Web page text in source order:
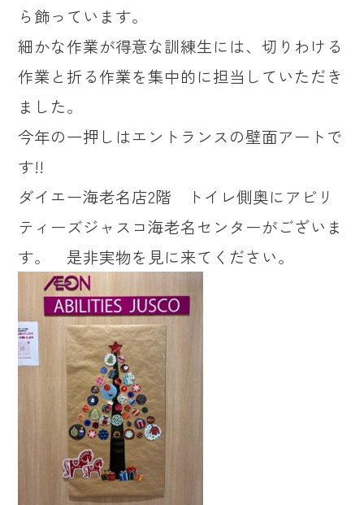
ら飾っています。
細かな作業が得意な訓練生には、切りわける
作業と折る作業を集中的に担当していただき
ました。
今年の一押しはエントランスの壁面アートで
す!!
ダイエー海老名店2階 トイレ側奥にアビリ
ティーズジャスコ海老名センターがございま
す。 是非実物を見に来てください。